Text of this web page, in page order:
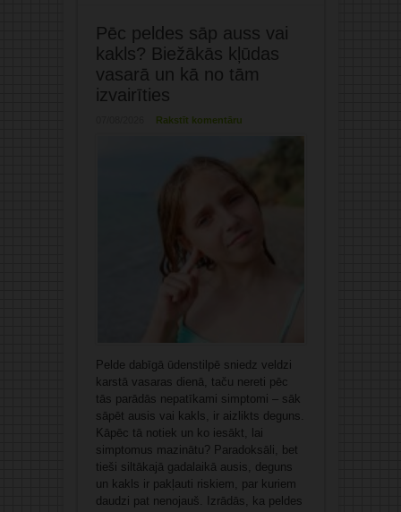
Pēc peldes sāp auss vai
kakls? Biežākās kļūdas
vasarā un kā no tām
izvairīties
Rakstīt komentāru
Pelde dabīgā ūdenstilpē sniedz veldzi
karstā vasaras dienā, taču nereti pēc
tās parādās nepatīkami simptomi – sāk
sāpēt ausis vai kakls, ir aizlikts deguns.
Kāpēc tā notiek un ko iesākt, lai
simptomus mazinātu? Paradoksāli, bet
tieši siltākajā gadalaikā ausis, deguns
un kakls ir pakļauti riskiem, par kuriem
daudzi pat nenojauš. Izrādās, ka peldes